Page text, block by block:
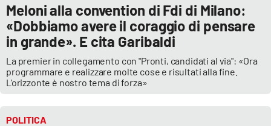
Meloni alla convention di Fdi di Milano:
«Dobbiamo avere il coraggio di pensare
in grande». E cita Garibaldi
La premier in collegamento con "Pronti, candidati al via": «Ora
programmare e realizzare molte cose e risultati alla fine.
L'orizzonte è nostro tema di forza»
POLITICA